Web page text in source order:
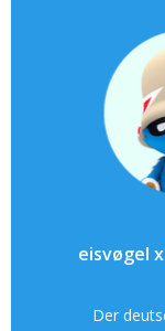
eisvøgel
Der